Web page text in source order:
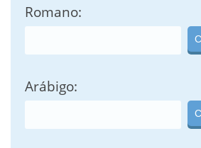
Romano:
Arábigo: